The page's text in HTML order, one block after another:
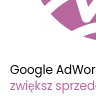
Google
zwiększ